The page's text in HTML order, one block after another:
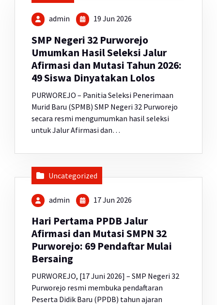
admin 19 Jun 2026
SMP Negeri 32 Purworejo
Umumkan Hasil Seleksi Jalur
Afirmasi dan Mutasi Tahun 2026:
49 Siswa Dinyatakan Lolos
PURWOREJO – Panitia Seleksi Penerimaan
Murid Baru (SPMB) SMP Negeri 32 Purworejo
secara resmi mengumumkan hasil seleksi
untuk Jalur Afirmasi dan…
Uncategorized
admin 17 Jun 2026
Hari Pertama PPDB Jalur
Afirmasi dan Mutasi SMPN 32
Purworejo: 69 Pendaftar Mulai
Bersaing
PURWOREJO, [17 Juni 2026] – SMP Negeri 32
Purworejo resmi membuka pendaftaran
Peserta Didik Baru (PPDB) tahun ajaran